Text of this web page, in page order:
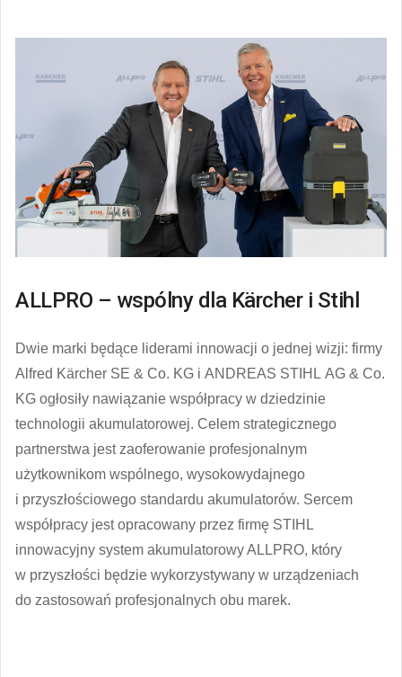
ALLPRO – wspólny dla Kärcher i Stihl
Dwie marki będące liderami innowacji o jednej wizji: firmy
Alfred Kärcher SE & Co. KG i ANDREAS STIHL AG & Co.
KG ogłosiły nawiązanie współpracy w dziedzinie
technologii akumulatorowej. Celem strategicznego
partnerstwa jest zaoferowanie profesjonalnym
użytkownikom wspólnego, wysokowydajnego
i przyszłościowego standardu akumulatorów. Sercem
współpracy jest opracowany przez firmę STIHL
innowacyjny system akumulatorowy ALLPRO, który
w przyszłości będzie wykorzystywany w urządzeniach
do zastosowań profesjonalnych obu marek.